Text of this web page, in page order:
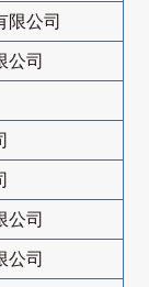
限公司
公司
公司
公司